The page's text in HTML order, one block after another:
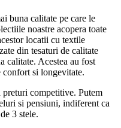
buna calitate pe care le
noastre acopera toate
locatii cu textile
din tesaturi de calitate
calitate. Acestea au fost
si longevitate.
competitive. Putem
si pensiuni, indiferent ca
3 stele.